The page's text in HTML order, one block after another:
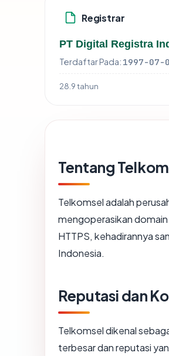
Registrar
PT Digital Registra
Terdaftar Pada: 1997-07-
28.9 tahun
Tentang
Telkomsel adalah
mengoperasikan
HTTPS, kehadirannya
Indonesia.
Reputasi dan
Telkomsel dikenal
terbesar dan reputasi